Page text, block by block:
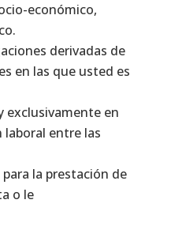
económico,
derivadas de
en las que usted es
exclusivamente en
laboral entre las
la prestación de
o le